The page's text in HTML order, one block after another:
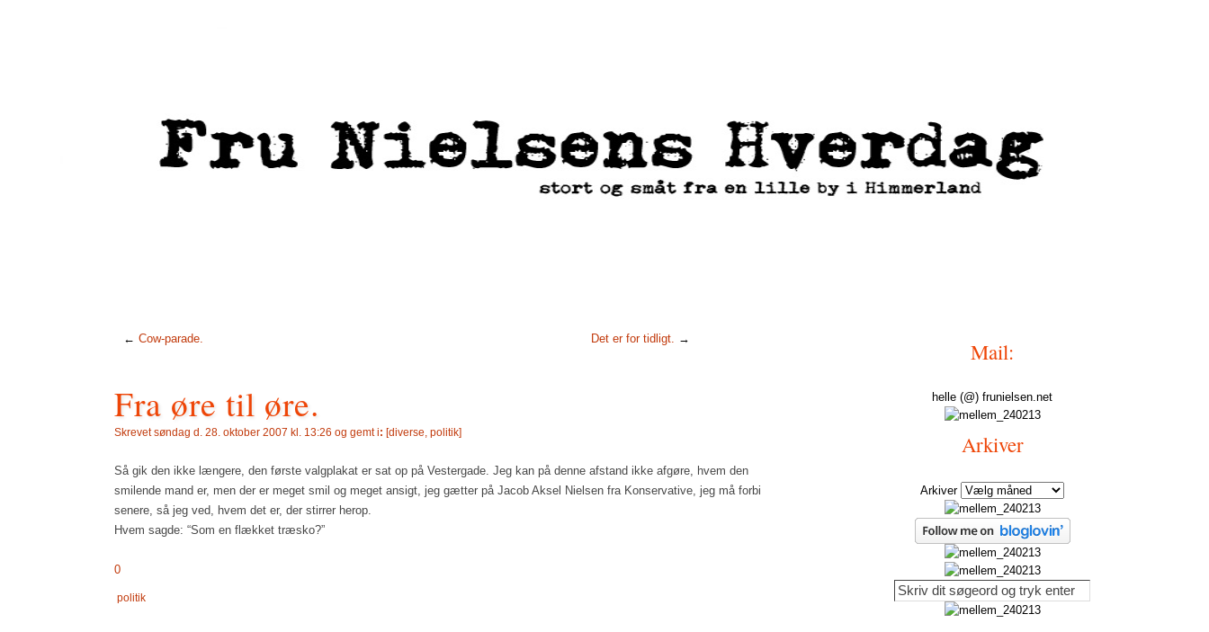
← Cow-parade. Det er for tidligt. →
Fra øre til øre.
Skrevetsøndag d. 28. oktober 2007 kl. 13:26 og gemt i: [diverse politik]
Så gik den ikke længere, den første valgplakat er sat op på Vestergade. Jeg kan på denne afstand ikke afgøre, hvem den
smilende mand er, men der er meget smil og meget ansigt, jeg gætter på Jacob Aksel Nielsen fra Konservative, jeg må forbi
senere, så jeg ved, hvem det er, der stirrer herop.
Hvem sagde: “Som en flækket træsko?”
0
politik
Mail:
helle (@) frunielsen.net
Arkiver
Arkiver